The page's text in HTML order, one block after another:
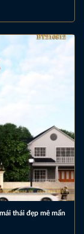
thái đẹp mê mẩn